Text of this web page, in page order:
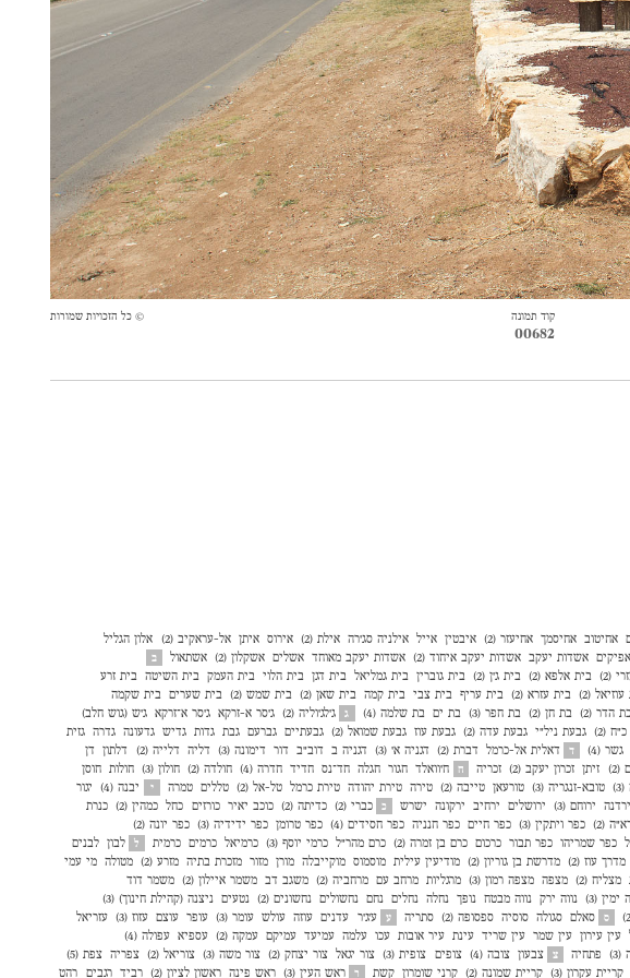
קוד תמונה
00682
© כל הזכויות שמורות
אחיטוב אחיסמך אחיעזר (2) איבטין אייל אילניה סג׳רה אילת (2) אירוס איתן אל-עראקיב (2)
אלון הגליל
אפיקים אשדות יעקב אשדות יעקב איחוד (2) אשדות יעקב מאוחד אשלים אשקלון (2) אשתאול ב
(2) בית אלפא (2) בית ג'ן (2) בית גוברין בית גמליאל בית דגן בית הלוי בית העמק בית השיטה
בית זרע
(2) בית עזרא (2) בית עריף בית צבי בית קמה בית שאן (2) בית שמש (2) בית שערים
בית שקמה
בת הדר (2) בת חן (2) בת חפר (3) בת ים בת שלמה (4) ג ג'לג'וליה (2) ג'סר א-זרקא ג'סר א־זרקא
ג'ש (גוש חלב)
(2) גבעת ניל"י גבעת עדה (2) גבעת עוז גבעת שמואל (2) גבעתיים גברעם גבת גדות גדיש גדעונה גדרה
גזית
גשר (4) ד דאלית אל-כרמל דברת (2) דגניה א׳ (3) דגניה ב דוב"ב דור דימונה (3) דליה דלייה (2) דלתון
דן
(2) זיתן זכרון יעקב (2) זכריה ח ח'וואלד חגור חגלה חד־נס חדיד חדרה (4) חולדה (2) חולון (3) חולות
חוסן
טובא-זנגריה (3) טורעאן טייבה (2) טירה טירת יהודה טירת כרמל טל-אל (2) טללים טמרה י יבנה (4)
יגור
ירדנה ירוחם (3) ירושלים ירחיב ירקונה ישרש כ כברי (2) כדיתה (2) כוכב יאיר כורזים כחל כמהין (2)
כנרת
(2) כפר ויתקין (3) כפר חיים כפר חנניה כפר חסידים (4) כפר טרומן כפר ידידיה (3)
כפר יונה (2)
כפר שמריהו כפר תבור כרכום כרם בן זמרה (2) כרם מהר"ל כרמי יוסף (3) כרמיאל כרמים כרמית ל לבון
לבנים
מדרך עוז (2) מדרשת בן גוריון (2) מודיעין עילית מוסמוס מוקייבלה מורן מזור מזכרת בתיה מזרע (2) מטולה
מי עמי
מצליח (2) מצפה מצפה רמון (3) מרגליות מרחב עם מרחביה (2) משגב דב משמר איילון (2)
משמר דוד
ימין (3) נווה ירק נווה מבטח נופך נחלה נחלים נחם נחשולים נחשונים (2) נטעים
ניצנה (קהילת חינוך) (3)
ס סאלם סגולה סוסיה ספסופה (2) סתריה ע ע'ג'ר עדנים עוזה עולש עומר (3) עופר עוצם עזוז (3)
עזריאל
עין עירון עין שמר עין שריד עינת עיר אובות עכו עלמה עמיעד עמיקם עמקה (2) עספיא
עפולה (4)
פתחיה צ צבעון צובה (4) צופים צופית (3) צור יגאל צור יצחק (2) צור משה (3) צוריאל (2) צפריה
צפת (5)
קריית עקרון (3) קריית שמונה (2) קרני שומרון קשת ר ראש העין (3) ראש פינה ראשון לציון (2) רביד רגבים רהט